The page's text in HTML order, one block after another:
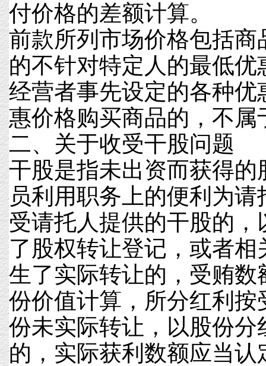
付价格的差额计算。
前款所列市场价格包括商
的不针对特定人的最低
经营者事先设定的各种优
惠价格购买商品的，不属
二、关于收受干股问题
干股是指未出资而获得的
员利用职务上的便利为
受请托人提供的干股的
了股权转让登记，或者
生了实际转让的，受贿数
份价值计算，所分红利按
份未实际转让，以股份分
的，实际获利数额应当认